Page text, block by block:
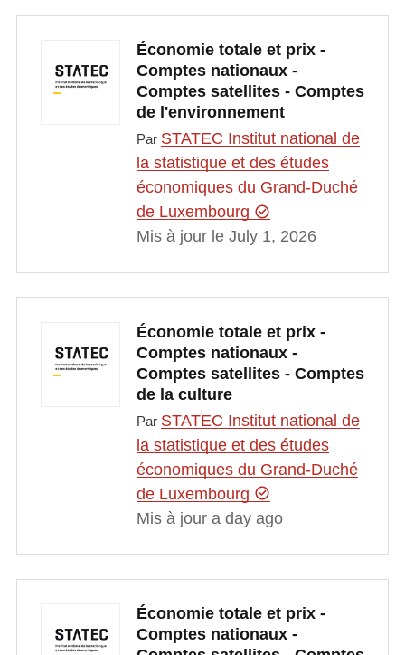
Économie totale et prix -
Comptes nationaux -
Comptes satellites - Comptes
de l'environnement
Par STATEC Institut national de
la statistique et des études
économiques du Grand-Duché
de Luxembourg
Mis à jour le July 1, 2026
Économie totale et prix -
Comptes nationaux -
Comptes satellites - Comptes
de la culture
Par STATEC Institut national de
la statistique et des études
économiques du Grand-Duché
de Luxembourg
Mis à jour a day ago
Économie totale et prix -
Comptes nationaux -